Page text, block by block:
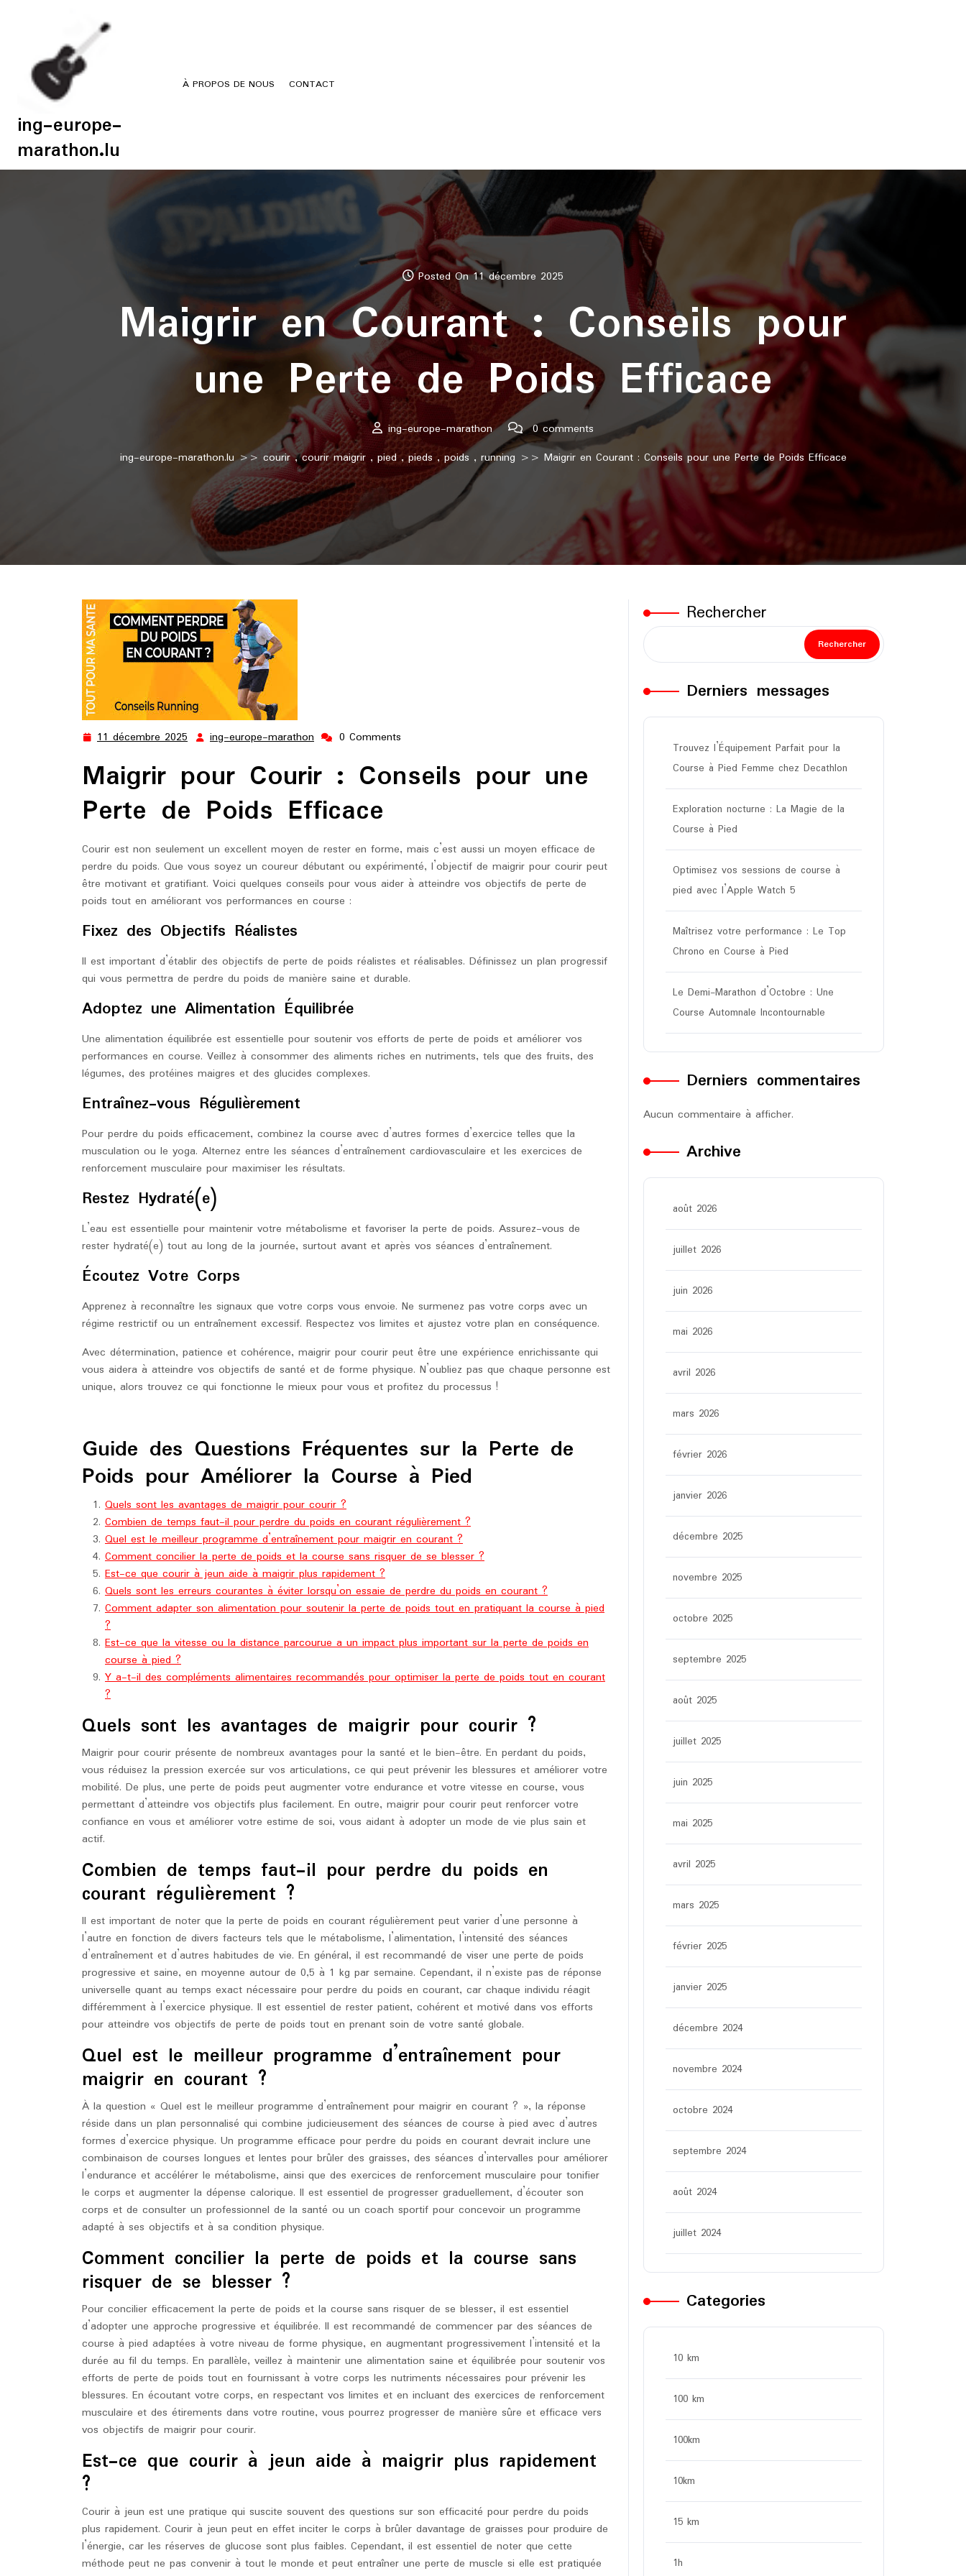
ing-europe-
marathon.lu
À PROPOS DE NOUS CONTACT
Posted On 11 décembre 2025
Maigrir en Courant : Conseils pour
une Perte de Poids Efficace
ing-europe-marathon
0 comments
ing-europe-marathon.lu>> courir,courir maigrir, pied,pieds, poids , running >> Maigrir en Courant : Conseils pour une Perte de Poids Efficace
11 décembre 2025 11
2025
ing-europe-marathon ing-
marathon
0 Comments
Maigrir pour Courir : Conseils pour une
Perte de Poids Efficace
Courir est non seulement un excellent moyen de rester en forme, mais c’est aussi un moyen efficace de
perdre du poids. Que vous soyez un coureur débutant ou expérimenté, l’objectif de maigrir pour courir peut
être motivant et gratifiant. Voici quelques conseils pour vous aider à atteindre vos objectifs de perte de
poids tout en améliorant vos performances en course :
Fixez des Objectifs Réalistes
Il est important d’établir des objectifs de perte de poids réalistes et réalisables. Définissez un plan progressif
qui vous permettra de perdre du poids de manière saine et durable.
Adoptez une Alimentation Équilibrée
Une alimentation équilibrée est essentielle pour soutenir vos efforts de perte de poids et améliorer vos
performances en course. Veillez à consommer des aliments riches en nutriments, tels que des fruits, des
légumes, des protéines maigres et des glucides complexes.
Entraînez-vous Régulièrement
Pour perdre du poids efficacement, combinez la course avec d’autres formes d’exercice telles que la
musculation ou le yoga. Alternez entre les séances d’entraînement cardiovasculaire et les exercices de
renforcement musculaire pour maximiser les résultats.
Restez Hydraté(e)
L’eau est essentielle pour maintenir votre métabolisme et favoriser la perte de poids. Assurez-vous de
rester hydraté(e) tout au long de la journée, surtout avant et après vos séances d’entraînement.
Écoutez Votre Corps
Apprenez à reconnaître les signaux que votre corps vous envoie. Ne surmenez pas votre corps avec un
régime restrictif ou un entraînement excessif. Respectez vos limites et ajustez votre plan en conséquence.
Avec détermination, patience et cohérence, maigrir pour courir peut être une expérience enrichissante qui
vous aidera à atteindre vos objectifs de santé et de forme physique. N’oubliez pas que chaque personne est
unique, alors trouvez ce qui fonctionne le mieux pour vous et profitez du processus !
Guide des Questions Fréquentes sur la Perte de
Poids pour Améliorer la Course à Pied
Quels sont les avantages de maigrir pour courir ?
Combien de temps faut-il pour perdre du poids en courant régulièrement ?
Quel est le meilleur programme d’entraînement pour maigrir en courant ?
Comment concilier la perte de poids et la course sans risquer de se blesser ?
Est-ce que courir à jeun aide à maigrir plus rapidement ?
Quels sont les erreurs courantes à éviter lorsqu’on essaie de perdre du poids en courant ?
Comment adapter son alimentation pour soutenir la perte de poids tout en pratiquant la course à pied
?
Est-ce que la vitesse ou la distance parcourue a un impact plus important sur la perte de poids en
course à pied ?
Y a-t-il des compléments alimentaires recommandés pour optimiser la perte de poids tout en courant
?
Quels sont les avantages de maigrir pour courir ?
Maigrir pour courir présente de nombreux avantages pour la santé et le bien-être. En perdant du poids,
vous réduisez la pression exercée sur vos articulations, ce qui peut prévenir les blessures et améliorer votre
mobilité. De plus, une perte de poids peut augmenter votre endurance et votre vitesse en course, vous
permettant d’atteindre vos objectifs plus facilement. En outre, maigrir pour courir peut renforcer votre
confiance en vous et améliorer votre estime de soi, vous aidant à adopter un mode de vie plus sain et
actif.
Combien de temps faut-il pour perdre du poids en
courant régulièrement ?
Il est important de noter que la perte de poids en courant régulièrement peut varier d’une personne à
l’autre en fonction de divers facteurs tels que le métabolisme, l’alimentation, l’intensité des séances
d’entraînement et d’autres habitudes de vie. En général, il est recommandé de viser une perte de poids
progressive et saine, en moyenne autour de 0,5 à 1 kg par semaine. Cependant, il n’existe pas de réponse
universelle quant au temps exact nécessaire pour perdre du poids en courant, car chaque individu réagit
différemment à l’exercice physique. Il est essentiel de rester patient, cohérent et motivé dans vos efforts
pour atteindre vos objectifs de perte de poids tout en prenant soin de votre santé globale.
Quel est le meilleur programme d’entraînement pour
maigrir en courant ?
À la question « Quel est le meilleur programme d’entraînement pour maigrir en courant ? », la réponse
réside dans un plan personnalisé qui combine judicieusement des séances de course à pied avec d’autres
formes d’exercice physique. Un programme efficace pour perdre du poids en courant devrait inclure une
combinaison de courses longues et lentes pour brûler des graisses, des séances d’intervalles pour améliorer
l’endurance et accélérer le métabolisme, ainsi que des exercices de renforcement musculaire pour tonifier
le corps et augmenter la dépense calorique. Il est essentiel de progresser graduellement, d’écouter son
corps et de consulter un professionnel de la santé ou un coach sportif pour concevoir un programme
adapté à ses objectifs et à sa condition physique.
Comment concilier la perte de poids et la course sans
risquer de se blesser ?
Pour concilier efficacement la perte de poids et la course sans risquer de se blesser, il est essentiel
d’adopter une approche progressive et équilibrée. Il est recommandé de commencer par des séances de
course à pied adaptées à votre niveau de forme physique, en augmentant progressivement l’intensité et la
durée au fil du temps. En parallèle, veillez à maintenir une alimentation saine et équilibrée pour soutenir vos
efforts de perte de poids tout en fournissant à votre corps les nutriments nécessaires pour prévenir les
blessures. En écoutant votre corps, en respectant vos limites et en incluant des exercices de renforcement
musculaire et des étirements dans votre routine, vous pourrez progresser de manière sûre et efficace vers
vos objectifs de maigrir pour courir.
Est-ce que courir à jeun aide à maigrir plus rapidement
?
Courir à jeun est une pratique qui suscite souvent des questions sur son efficacité pour perdre du poids
plus rapidement. Courir à jeun peut en effet inciter le corps à brûler davantage de graisses pour produire de
l’énergie, car les réserves de glucose sont plus faibles. Cependant, il est essentiel de noter que cette
méthode peut ne pas convenir à tout le monde et peut entraîner une perte de muscle si elle est pratiquée
Rechercher
Rechercher
Derniers messages
Trouvez l’Équipement Parfait pour la
Course à Pied Femme chez Decathlon
Exploration nocturne : La Magie de la
Course à Pied
Optimisez vos sessions de course à
pied avec l’Apple Watch 5
Maîtrisez votre performance : Le Top
Chrono en Course à Pied
Le Demi-Marathon d’Octobre : Une
Course Automnale Incontournable
Derniers commentaires
Aucun commentaire à afficher.
Archive
août 2026
juillet 2026
juin 2026
mai 2026
avril 2026
mars 2026
février 2026
janvier 2026
décembre 2025
novembre 2025
octobre 2025
septembre 2025
août 2025
juillet 2025
juin 2025
mai 2025
avril 2025
mars 2025
février 2025
janvier 2025
décembre 2024
novembre 2024
octobre 2024
septembre 2024
août 2024
juillet 2024
Categories
10 km
100 km
100km
10km
15 km
1h